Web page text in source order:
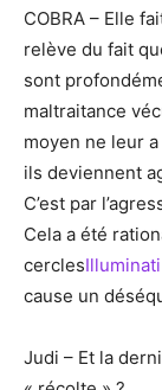
COBRA – Elle
relève du fait
sont
maltraitance
moyen ne leur
ils deviennent
C’est par
Cela a été
cerclesIlluminati
cause un
Judi – Et la